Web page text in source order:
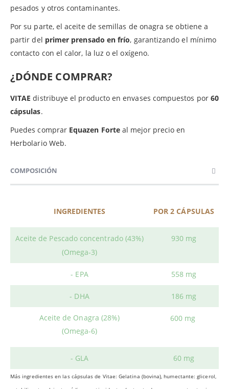
pesados ​​y otros contaminantes.
Por su parte, el aceite de semillas de onagra se obtiene a
partir del primer prensado en frío, garantizando el mínimo
contacto con el calor, la luz o el oxígeno.
¿DÓNDE COMPRAR?
VITAE distribuye el producto en envases compuestos por 60
cápsulas.
Puedes comprar Equazen Forteal mejor precio en
Herbolario Web.
COMPOSICIÓN
INGREDIENTES POR 2 CÁPSULAS
Aceite de Pescado concentrado (43%)
(Omega-3)
930 mg
- EPA 558 mg
- DHA 186 mg
Aceite de Onagra (28%)
(Omega-6)
600 mg
- GLA 60 mg
Más ingredientes en las cápsulas de Vitae: Gelatina (bovina), humectante: glicerol,